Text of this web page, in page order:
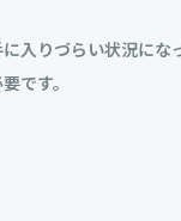
入りづらい状況にな
です。